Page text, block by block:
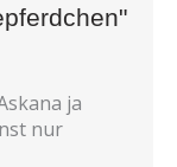
ja
nur